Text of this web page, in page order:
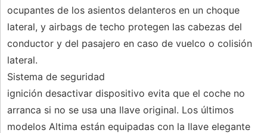
ocupantes de los asientos delanteros en un choque
lateral, y airbags de techo protegen las cabezas del
conductor y del pasajero en caso de vuelco o colisión
lateral.
Sistema de seguridad
ignición desactivar dispositivo evita que el coche no
arranca si no se usa una llave original. Los últimos
modelos Altima están equipadas con la llave elegante